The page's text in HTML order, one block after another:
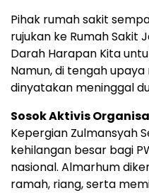
Pihak rumah sakit
rujukan ke Rumah Sakit
Darah Harapan Kita
Namun, di tengah
dinyatakan meninggal
Sosok Aktivis
Kepergian Zulmansyah
kehilangan besar bagi
nasional. Almarhum
ramah, riang, serta